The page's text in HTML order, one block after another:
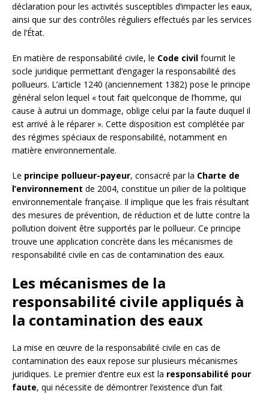
déclaration pour les activités susceptibles d’impacter les eaux,
ainsi que sur des contrôles réguliers effectués par les services
de l’État.
En matière de responsabilité civile, le Code civil fournit le
socle juridique permettant d’engager la responsabilité des
pollueurs. L’article 1240 (anciennement 1382) pose le principe
général selon lequel « tout fait quelconque de l’homme, qui
cause à autrui un dommage, oblige celui par la faute duquel il
est arrivé à le réparer ». Cette disposition est complétée par
des régimes spéciaux de responsabilité, notamment en
matière environnementale.
Le principe pollueur-payeur, consacré par la Charte de
l’environnement de 2004, constitue un pilier de la politique
environnementale française. Il implique que les frais résultant
des mesures de prévention, de réduction et de lutte contre la
pollution doivent être supportés par le pollueur. Ce principe
trouve une application concrète dans les mécanismes de
responsabilité civile en cas de contamination des eaux.
Les mécanismes de la
responsabilité civile appliqués à
la contamination des eaux
La mise en œuvre de la responsabilité civile en cas de
contamination des eaux repose sur plusieurs mécanismes
juridiques. Le premier d’entre eux est la responsabilité pour
faute, qui nécessite de démontrer l’existence d’un fait